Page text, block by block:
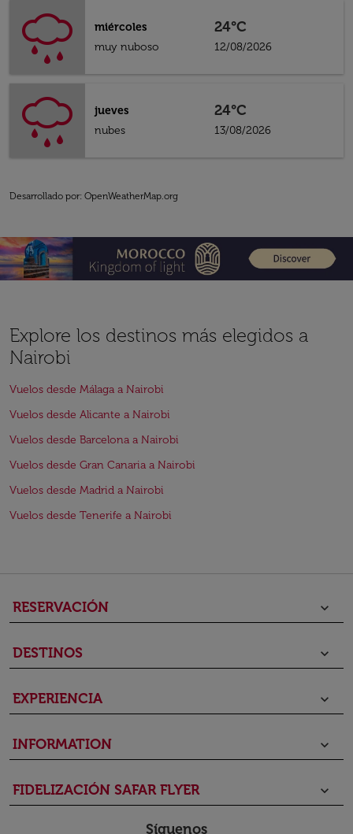
miércoles
muy nuboso
24°C
12/08/2026
jueves
nubes
24°C
13/08/2026
Desarrollado por: OpenWeatherMap.org
Explore los destinos más elegidos a
Nairobi
Vuelos desde Málaga a Nairobi
Vuelos desde Alicante a Nairobi
Vuelos desde Barcelona a Nairobi
Vuelos desde Gran Canaria a Nairobi
Vuelos desde Madrid a Nairobi
Vuelos desde Tenerife a Nairobi
RESERVACIÓN keyboard_arrow_down
DESTINOS keyboard_arrow_down
EXPERIENCIA keyboard_arrow_down
INFORMATION keyboard_arrow_down
FIDELIZACIÓN SAFAR FLYER keyboard_arrow_down
Síguenos